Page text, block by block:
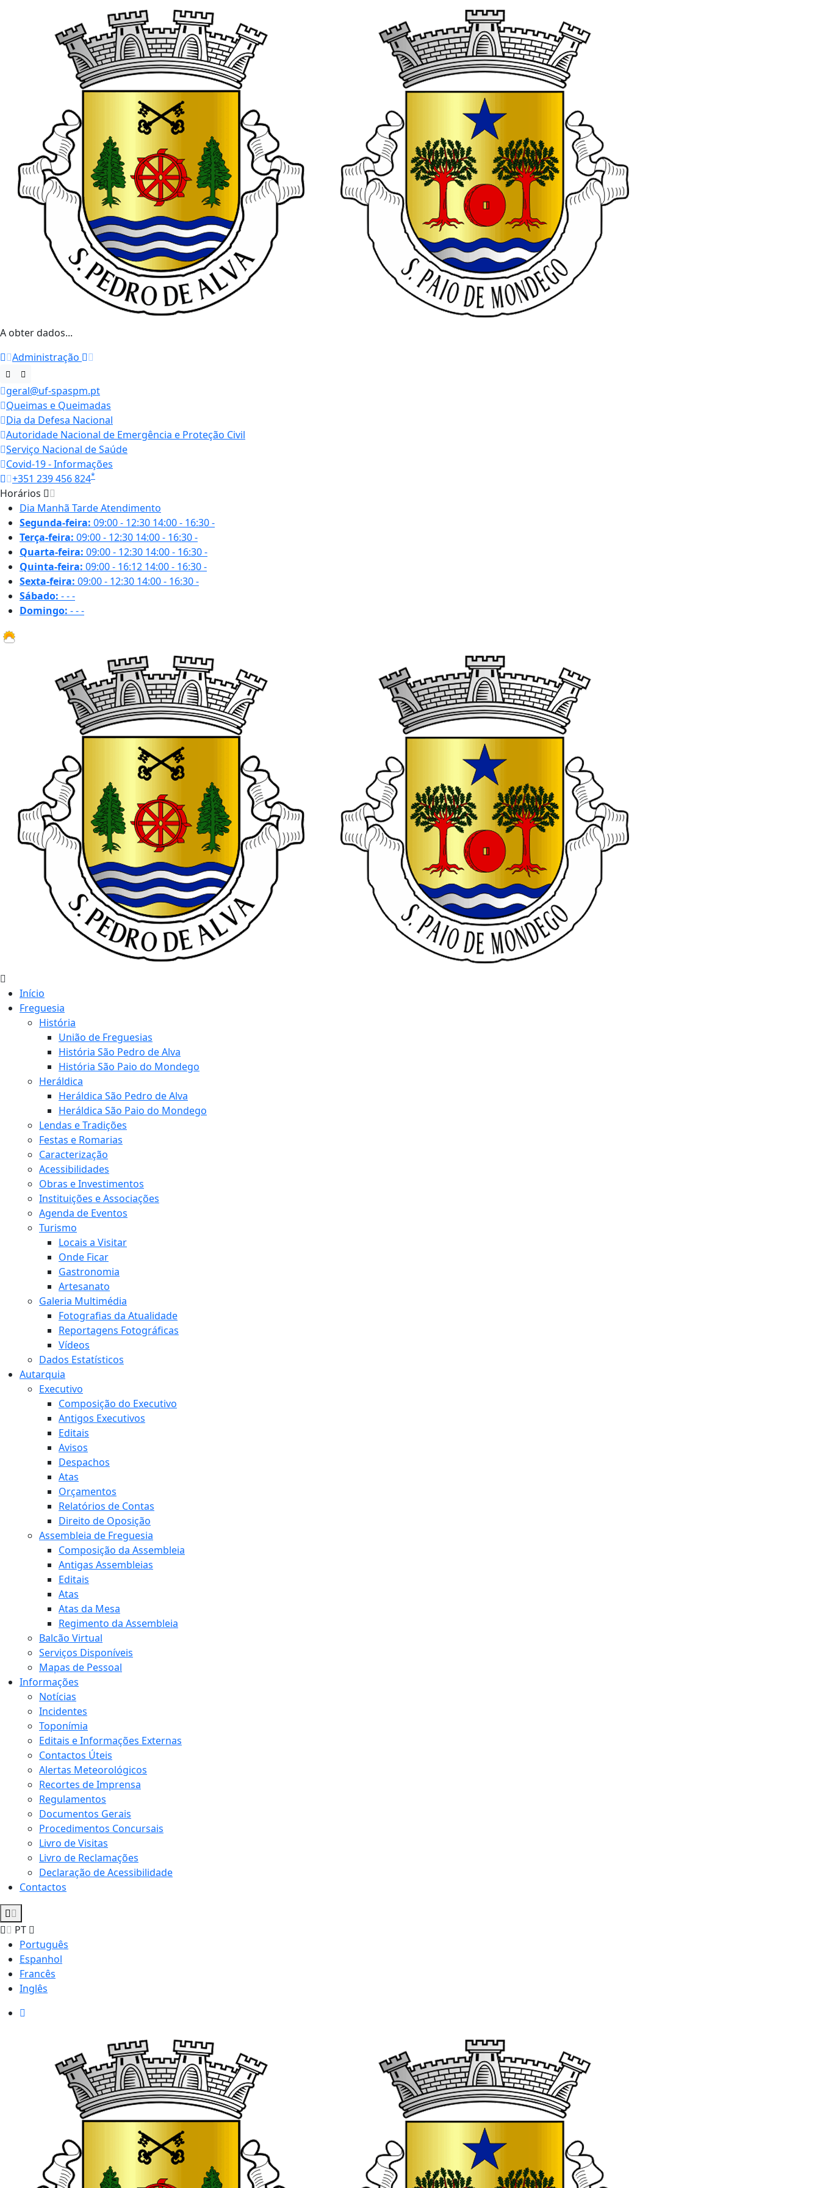
A obter dados...
Administração
geral@uf-spaspm.pt
Queimas e Queimadas
Dia da Defesa Nacional
Autoridade Nacional de Emergência e Proteção Civil
Serviço Nacional de Saúde
Covid-19 - Informações
+351 239 456 824*
Horários
Dia Manhã TardeAtendimento
Segunda-feira: 09:00 - 12:30 14:00 - 16:30-
Terça-feira: 09:00 - 12:30 14:00 - 16:30-
Quarta-feira: 09:00 - 12:30 14:00 - 16:30-
Quinta-feira: 09:00 - 16:12 14:00 - 16:30-
Sexta-feira: 09:00 - 12:30 14:00 - 16:30-
Sábado: ---
Domingo: ---
Início
Freguesia
História
União de Freguesias
História São Pedro de Alva
História São Paio do Mondego
Heráldica
Heráldica São Pedro de Alva
Heráldica São Paio do Mondego
Lendas e Tradições
Festas e Romarias
Caracterização
Acessibilidades
Obras e Investimentos
Instituições e Associações
Agenda de Eventos
Turismo
Locais a Visitar
Onde Ficar
Gastronomia
Artesanato
Galeria Multimédia
Fotografias da Atualidade
Reportagens Fotográficas
Vídeos
Dados Estatísticos
Autarquia
Executivo
Composição do Executivo
Antigos Executivos
Editais
Avisos
Despachos
Atas
Orçamentos
Relatórios de Contas
Direito de Oposição
Assembleia de Freguesia
Composição da Assembleia
Antigas Assembleias
Editais
Atas
Atas da Mesa
Regimento da Assembleia
Balcão Virtual
Serviços Disponíveis
Mapas de Pessoal
Informações
Notícias
Incidentes
Toponímia
Editais e Informações Externas
Contactos Úteis
Alertas Meteorológicos
Recortes de Imprensa
Regulamentos
Documentos Gerais
Procedimentos Concursais
Livro de Visitas
Livro de Reclamações
Declaração de Acessibilidade
Contactos
PT
Português
Espanhol
Francês
Inglês